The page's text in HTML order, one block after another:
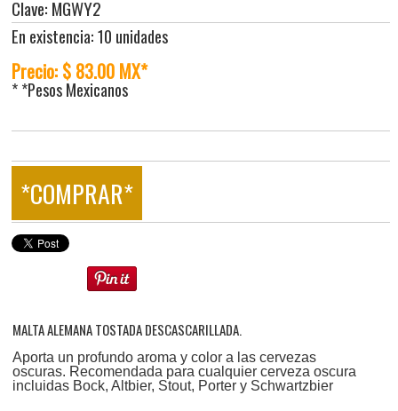
Clave: MGWY2
En existencia: 10 unidades
Precio: $ 83.00 MX*
* *Pesos Mexicanos
*COMPRAR*
MALTA ALEMANA TOSTADA DESCASCARILLADA.
Aporta un profundo aroma y color a las cervezas
oscuras. Recomendada para cualquier cerveza oscura
incluidas Bock, Altbier, Stout, Porter y Schwartzbier